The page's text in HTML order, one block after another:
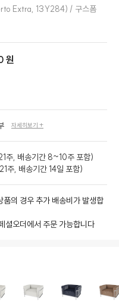
Extra, 13Y284) / 구스폼
원
자세히보기 +
주, 배송기간 8~10주 포함)
주, 배송기간 14일 포함)
품의 경우 추가 배송비가 발생합
셜오더에서 주문 가능합니다